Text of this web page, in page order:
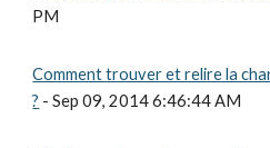
PM
Comment trouver et relire la
? - Sep 09, 2014 6:46:44 AM